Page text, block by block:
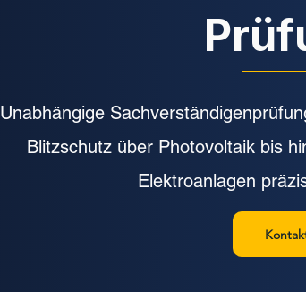
Unabhängige
Blitzschutz über Photovoltaik bis
Elektroanlagen